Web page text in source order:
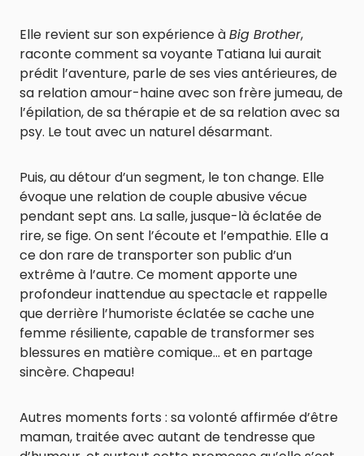
Elle revient sur son expérience àBig Brother,
raconte comment sa voyante Tatiana lui aurait
prédit l’aventure, parle de ses vies antérieures, de
sa relation amour-haine avec son frère jumeau, de
l’épilation, de sa thérapie et de sa relation avec sa
psy. Le tout avec un naturel désarmant.
Puis, au détour d’un segment, le ton change. Elle
évoque une relation de couple abusive vécue
pendant sept ans. La salle, jusque-là éclatée de
rire, se fige. On sent l’écoute et l’empathie. Elle a
ce don rare de transporter son public d’un
extrême à l’autre. Ce moment apporte une
profondeur inattendue au spectacle et rappelle
que derrière l’humoriste éclatée se cache une
femme résiliente, capable de transformer ses
blessures en matière comique… et en partage
sincère. Chapeau!
Autres moments forts : sa volonté affirmée d’être
maman, traitée avec autant de tendresse que